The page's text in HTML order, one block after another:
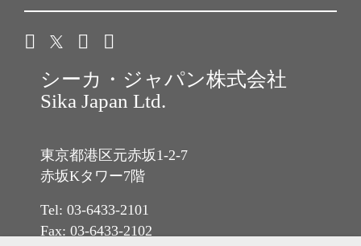
シーカ・ジャパン株式会社
Sika Japan Ltd.
東京都港区元赤坂1-2-7
赤坂Kタワー7階
Tel: 03-6433-2101
Fax: 03-6433-2102